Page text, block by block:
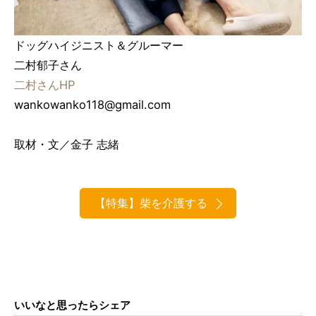
ドッグハイジニスト＆グルーマー
二村郁子さん
二村さんHP
wankowanko118@gmail.com
取材・文／金子 志緒
【特集】柴を介護する
いいなと思ったらシェア